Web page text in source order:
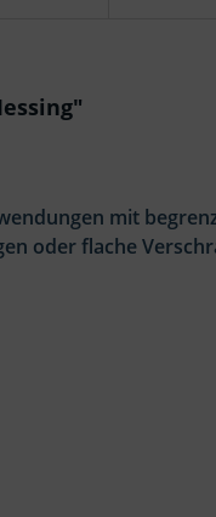
mit
oder flache